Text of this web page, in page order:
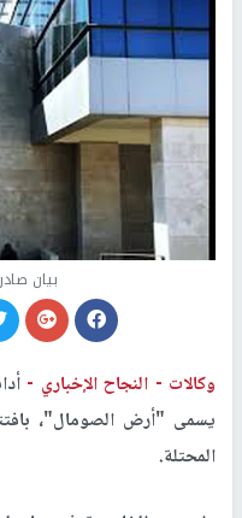
بيان
وكالات - النجاح الإخباري -
يسمى "أرض الصومال"،
المحتلة.